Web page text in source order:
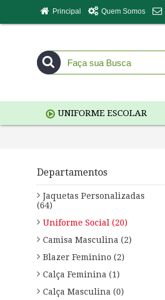
Principal Quem Somos
UNIFORME ESCOLAR
Departamentos
Jaquetas Personalizadas
(64)
Uniforme Social (20)
Camisa Masculina (2)
Blazer Feminino (2)
Calça Feminina (1)
Calça Masculina (0)